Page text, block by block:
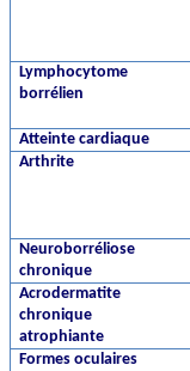
Lymphocytome
borrélien
Atteinte cardiaque
Arthrite
Neuroborréliose
chronique
Acrodermatite
chronique
atrophiante
Formes oculaires